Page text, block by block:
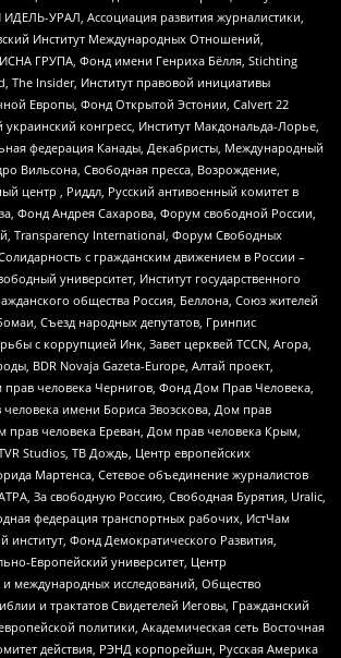
УРАЛ, Ассоциация развития журналистики,
Институт Международных Отношений,
ГРУПА, Фонд имени Генриха Бёлля, Stichting
The Insider, Институт правовой инициативы
Европы, Фонд Открытой Эстонии, Calvert 22
конгресс, Институт Макдональда-Лорье,
федерация Канады, Декабристы, Международный
Вильсона, Свободная пресса, Возрождение,
центр , Риддл, Русский антивоенный комитет в
Фонд Андрея Сахарова, Форум свободной России,
Transparеncy International, Форум Свободных
с гражданским движением в России –
университет, Институт государственного
общества Россия, Беллона, Союз жителей
Съезд народных депутатов, Гринпис
с коррупцией Инк, Завет церквей TCCN, Агора,
BDR Novaja Gazeta-Europe, Алтай проект,
человека Чернигов, Фонд Дом Прав Человека,
человека имени Бориса Звозскова, Дом прав
прав человека Ереван, Дом прав человека Крым,
Studios, ТВ Дождь, Центр европейских
Мартенса, Сетевое объединение журналистов
За свободную Россию, Свободная Бурятия, Uralic,
федерация транспортных рабочих, ИстЧам
институт, Фонд Демократического Развития,
Европейский университет, Центр
и международных исследований, Общество
и трактатов Свидетелей Иеговы, Гражданский
политики, Академическая сеть Восточная
действия, РЭНД корпорейшн, Русская Америка